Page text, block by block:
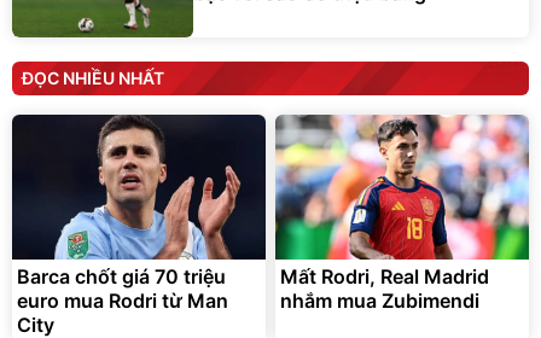
ĐỌC NHIỀU NHẤT
Barca chốt giá 70 triệu
euro mua Rodri từ Man
City
Mất Rodri, Real Madrid
nhắm mua Zubimendi